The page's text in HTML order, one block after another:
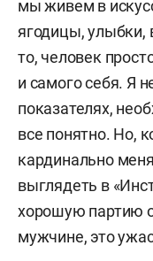
мы живем в
ягодицы, улыбки,
то, человек
и самого себя. Я
показателях,
все понятно. Но,
кардинально
выглядеть в
хорошую партию
мужчине, это